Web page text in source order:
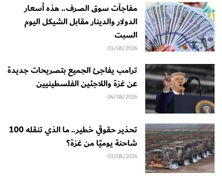
مفاجآت سوق الصرف.. هذه أسعار
الدولار والدينار مقابل الشيكل اليوم
السبت
01/08/2026
ترامب يفاجئ الجميع بتصريحات جديدة
عن غزة واللاجئين الفلسطينيين
04/08/2026
تحذير حقوقي خطير.. ما الذي تنقله 100
شاحنة يوميًا من غزة؟
03/08/2026